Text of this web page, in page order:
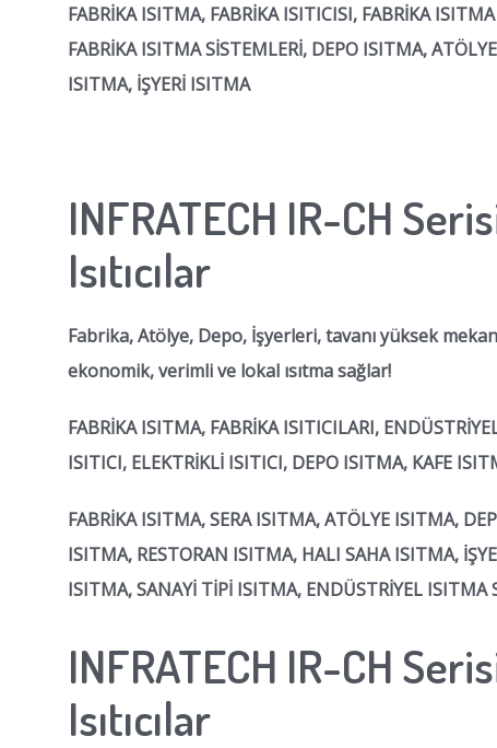
FABRİKA ISITMA, FABRİKA ISITICISI, FABRİKA
FABRİKA ISITMA SİSTEMLERİ, DEPO ISITMA,
ISITMA, İŞYERİ ISITMA
INFRATECH IR-CH
Isıtıcılar
Fabrika, Atölye, Depo, İşyerleri, tavanı yüksek
ekonomik, verimli ve lokal ısıtma sağlar!
FABRİKA ISITMA, FABRİKA ISITICILARI,
ISITICI, ELEKTRİKLİ ISITICI, DEPO ISITMA, KAFE
FABRİKA ISITMA, SERA ISITMA, ATÖLYE ISITMA,
ISITMA, RESTORAN ISITMA, HALI SAHA ISITMA,
ISITMA, SANAYİ TİPİ ISITMA, ENDÜSTRİYEL ISITMA
INFRATECH IR-CH
Isıtıcılar